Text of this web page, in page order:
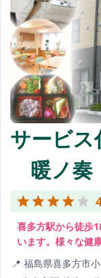
サービス
暖ノ奏
喜多方駅から徒歩
います。様々な健
福島県喜多方市